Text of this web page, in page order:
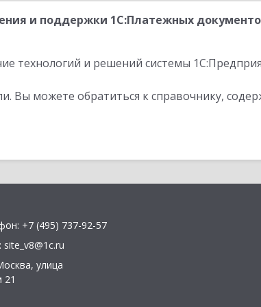
и поддержки 1С:Платежных
технологий и решений системы
Вы можете обратиться к справочнику,
+7 (495) 737-92-57
site_v8@1c.ru
, улица
21